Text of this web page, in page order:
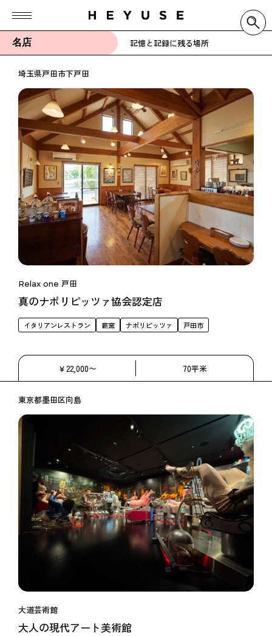
名店 記憶と記録に残る場所
埼玉県戸田市下戸田
Relax one 戸田
真のナポリピッツァ協会認定店
イタリアンレストラン 薪窯 ナポリピッツァ 戸田市
￥22,000〜 70平米
東京都墨田区向島
大道芸術館
大人の現代アート美術館